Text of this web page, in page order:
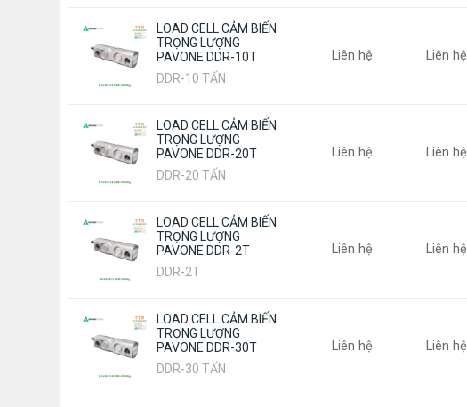
LOAD CELL CẢM BIẾN
TRỌNG LƯỢNG
PAVONE DDR-10T
DDR-10 TẤN
Liên hệ Liên hệ
LOAD CELL CẢM BIẾN
TRỌNG LƯỢNG
PAVONE DDR-20T
DDR-20 TẤN
Liên hệ Liên hệ
LOAD CELL CẢM BIẾN
TRỌNG LƯỢNG
PAVONE DDR-2T
DDR-2T
Liên hệ Liên hệ
LOAD CELL CẢM BIẾN
TRỌNG LƯỢNG
PAVONE DDR-30T
DDR-30 TẤN
Liên hệ Liên hệ